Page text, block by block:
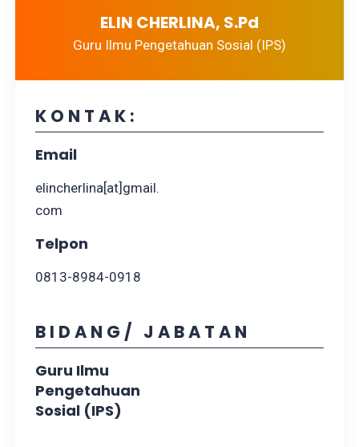
ELIN CHERLINA, S.Pd
Guru Ilmu Pengetahuan Sosial (IPS)
KONTAK:
Email
elincherlina[at]gmail.
com
Telpon
0813-8984-0918
BIDANG/ JABATAN
Guru Ilmu
Pengetahuan
Sosial (IPS)